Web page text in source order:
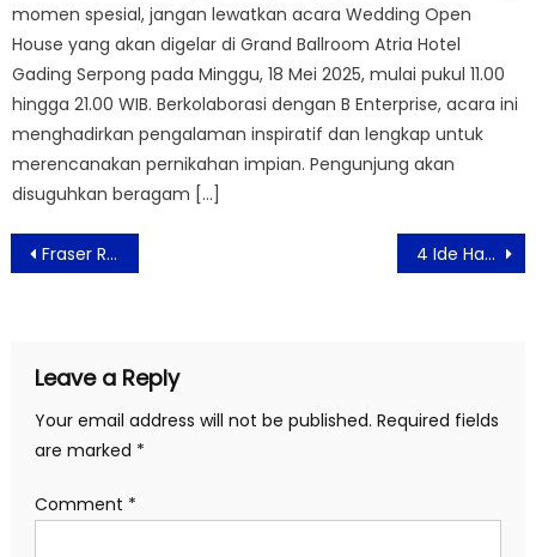
momen spesial, jangan lewatkan acara Wedding Open
House yang akan digelar di Grand Ballroom Atria Hotel
Gading Serpong pada Minggu, 18 Mei 2025, mulai pukul 11.00
hingga 21.00 WIB. Berkolaborasi dengan B Enterprise, acara ini
menghadirkan pengalaman inspiratif dan lengkap untuk
merencanakan pernikahan impian. Pengunjung akan
disuguhkan beragam […]
Post
navigation
Fraser Residence Sudirman Jakarta Berbagi Berkah Bulan Suci Ramadan dan Berbuka Puasa Bersama di Panti Asuhan Aisyiyah 4 Ide Hampers Lebaran Hemat dari F&B ID, Ada Chatime & Gindaco
Leave a Reply
Your email address will not be published. Required fields
are marked *
Comment *